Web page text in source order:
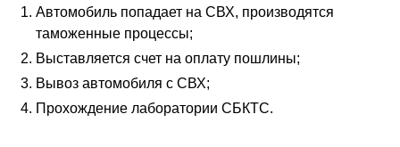
Автомобиль попадает на СВХ, производятся
таможенные процессы;
Выставляется счет на оплату пошлины;
Вывоз автомобиля с СВХ;
Прохождение лаборатории СБКТС.